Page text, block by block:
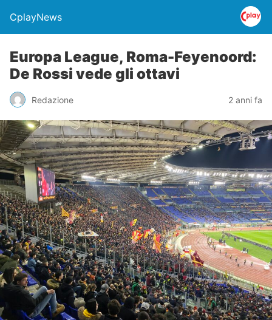
CplayNews
Europa League, Roma-Feyenoord:
De Rossi vede gli ottavi
Redazione 2 anni fa